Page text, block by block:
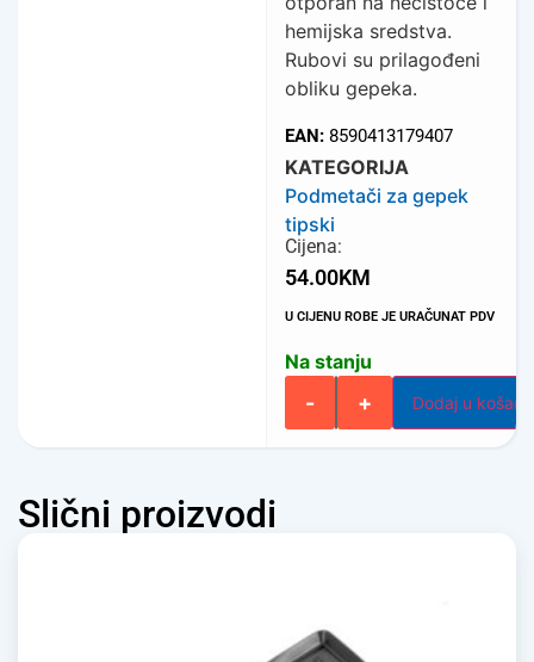
hemijska sredstva.
Rubovi su prilagođeni
obliku gepeka.
EAN:8590413179407
KATEGORIJA
Podmetači za gepek
tipski
Cijena:
54.00KM
U CIJENU ROBE JE URAČUNAT PDV
Na stanju
- + Dodaj u
Slični proizvodi